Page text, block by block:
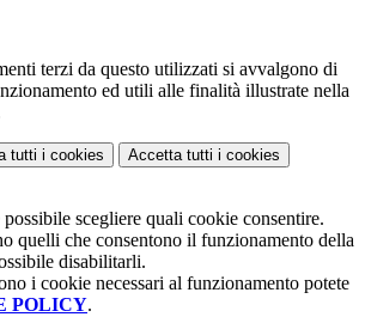
terzi da questo utilizzati si avvalgono di
ed utili alle finalità illustrate nella
tutti i cookies Accetta tutti i cookies
possibile scegliere quali cookie consentire.
quelli che consentono il funzionamento della
disabilitarli.
i cookie necessari al funzionamento potete
POLICY.